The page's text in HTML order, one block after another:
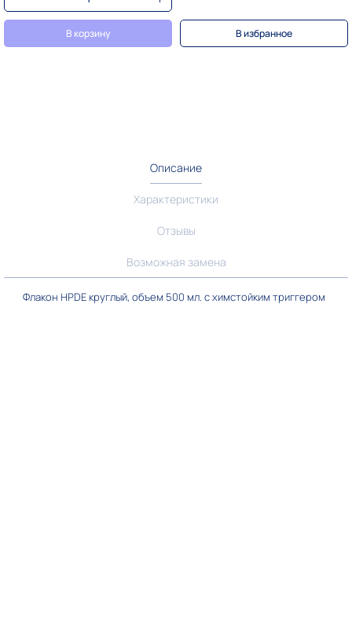
В корзину В избранное
Описание
Характеристики
Отзывы
Возможная замена
Флакон HPDE круглый, объем 500 мл. с химстойким триггером